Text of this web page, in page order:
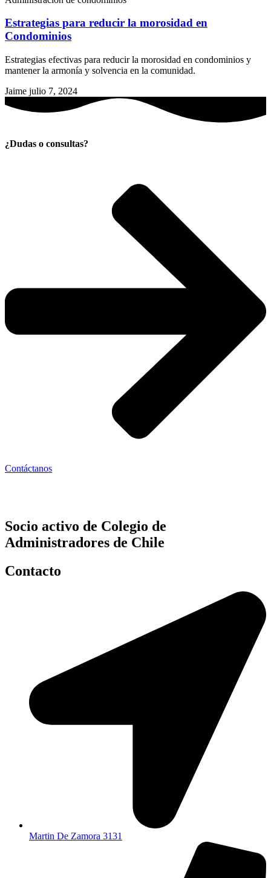
Estrategias para reducir la morosidad en
Condominios
Estrategias efectivas para reducir la morosidad en condominios y
mantener la armonía y solvencia en la comunidad.
Jaime julio 7, 2024
¿Dudas o consultas?
Contáctanos
Socio activo de Colegio de
Administradores de Chile
Contacto
Martin De Zamora 3131